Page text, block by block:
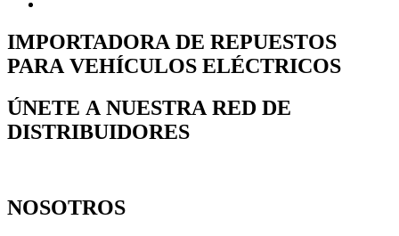
IMPORTADORA DE REPUESTOS
PARA VEHÍCULOS ELÉCTRICOS
ÚNETE A NUESTRA RED DE
DISTRIBUIDORES
NOSOTROS